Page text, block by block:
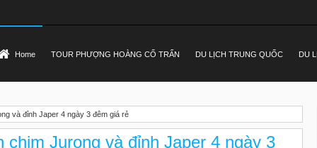
Home TOUR PHƯỢNG HOÀNG CỔ TRẤN DU LỊCH TRUNG QUỐC DU
và đỉnh Japer 4 ngày 3 đêm giá rẻ
Jurong và đỉnh Japer 4 ngày 3